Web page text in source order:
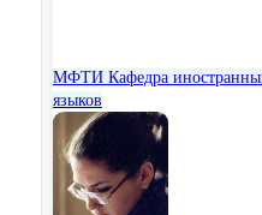
МФТИ Кафедра
языков